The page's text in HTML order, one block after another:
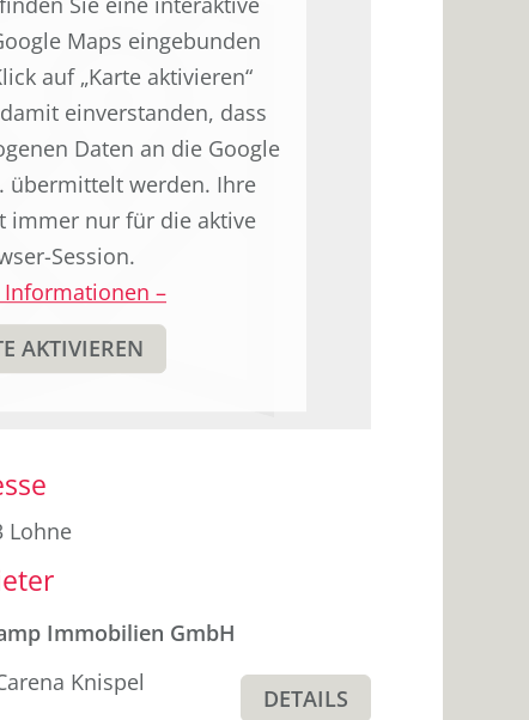
Maps eingebunden
auf „Karte aktivieren“
einverstanden, dass
Daten an die Google
übermittelt werden. Ihre
immer nur für die aktive
Session.
Informationen –
AKTIVIEREN
Lohne
Immobilien GmbH
Knispel
DETAILS